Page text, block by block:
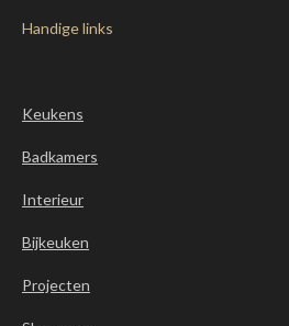
Handige links
Keukens
Badkamers
Interieur
Bijkeuken
Projecten